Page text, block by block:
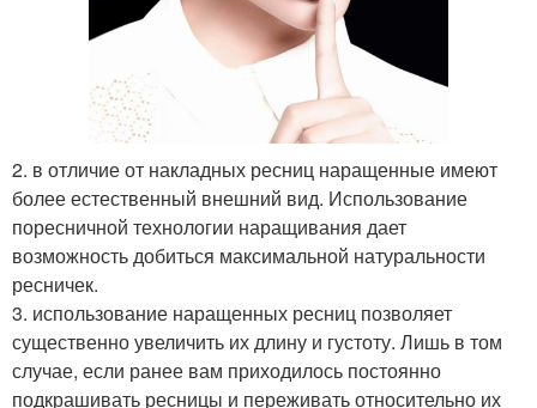
2. в отличие от накладных ресниц наращенные имеют
более естественный внешний вид. Использование
поресничной технологии наращивания дает
возможность добиться максимальной натуральности
ресничек.
3. использование наращенных ресниц позволяет
существенно увеличить их длину и густоту. Лишь в том
случае, если ранее вам приходилось постоянно
подкрашивать ресницы и переживать относительно их